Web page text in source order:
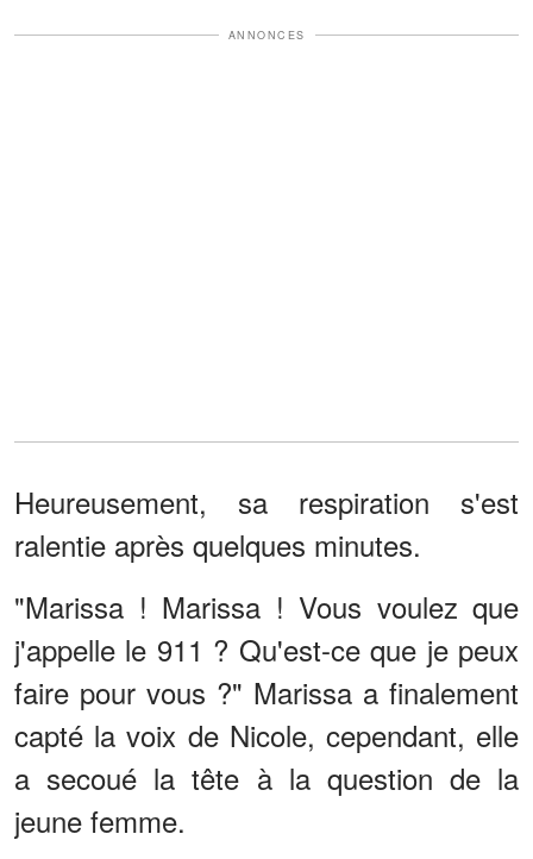
ANNONCES
Heureusement, sa respiration s'est
ralentie après quelques minutes.
"Marissa ! Marissa ! Vous voulez que
j'appelle le 911 ? Qu'est-ce que je peux
faire pour vous ?" Marissa a finalement
capté la voix de Nicole, cependant, elle
a secoué la tête à la question de la
jeune femme.